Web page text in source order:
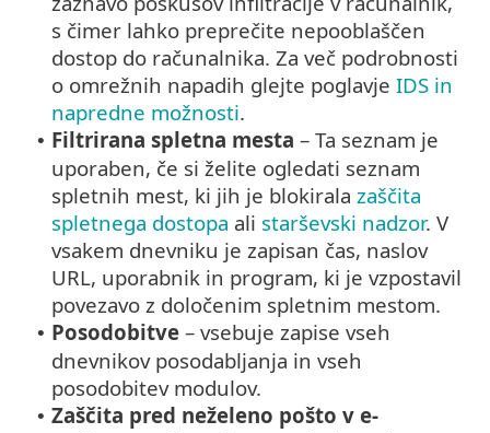
s čimer lahko preprečite nepooblaščen
dostop do računalnika. Za več podrobnosti
o omrežnih napadih glejte poglavje IDS in
napredne možnosti.
• Filtrirana spletna mesta – Ta seznam je
uporaben, če si želite ogledati seznam
spletnih mest, ki jih je blokirala zaščita
spletnega dostopa ali starševski nadzor. V
vsakem dnevniku je zapisan čas, naslov
URL, uporabnik in program, ki je vzpostavil
povezavo z določenim spletnim mestom.
• Posodobitve – vsebuje zapise vseh
dnevnikov posodabljanja in vseh
posodobitev modulov.
• Zaščita pred neželeno pošto v e-